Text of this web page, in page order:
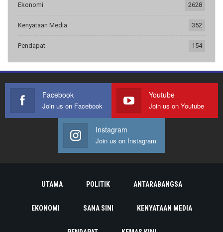
Ekonomi 2628
Kenyataan Media 352
Pendapat 154
Facebook
Join us on Facebook
Youtube
Join us on Youtube
Instagram
Join us on Instagram
UTAMA POLITIK ANTARABANGSA
EKONOMI SANA SINI KENYATAAN MEDIA